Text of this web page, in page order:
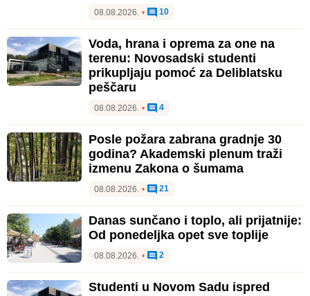
08.08.2026. • 10
Voda, hrana i oprema za one na
terenu: Novosadski studenti
prikupljaju pomoć za Deliblatsku
peščaru
08.08.2026. • 4
Posle požara zabrana gradnje 30
godina? Akademski plenum traži
izmenu Zakona o šumama
08.08.2026. • 21
Danas sunčano i toplo, ali prijatnije:
Od ponedeljka opet sve toplije
08.08.2026. • 2
Studenti u Novom Sadu ispred